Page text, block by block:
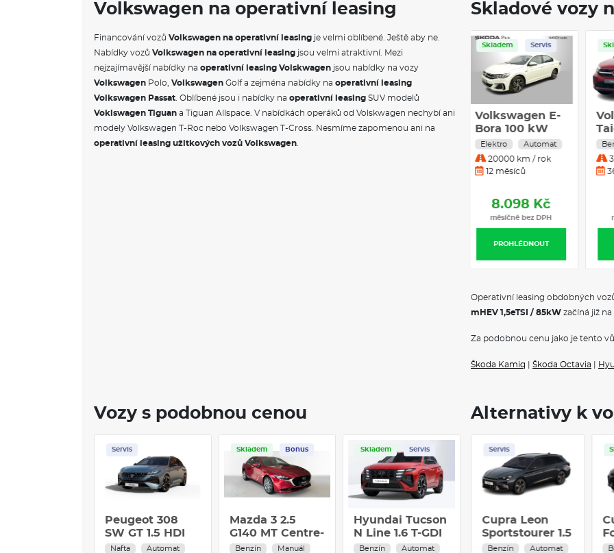
Volkswagen na operativní leasing
Financování vozů Volkswagen na operativní leasing je velmi oblíbené. Ještě aby ne.
Nabídky vozů Volkswagen na operativní leasing jsou velmi atraktivní. Mezi
nejzajímavější nabídky na operativní leasing Volskwagen jsou nabídky na vozy
Volkswagen Polo, Volkswagen Golf a zejména nabídky na operativní leasing
Volkswagen Passat . Oblíbené jsou i nabídky na operativní leasing SUV modelů
Voklswagen Tiguan a Tiguan Allspace. V nabídkách operáků od Volskwagen nechybí ani
modely Volkswagen T-Roc nebo Volkswagen T-Cross. Nesmíme zapomenou ani na
operativní leasing užitkových vozů Volkswagen
Skladové vozy
Skladem Servis
Volkswagen E-
Bora 100 kW
DSG
Elektro Automat
20000 km / rok
12 měsíců
PROHLÉDNOUT
8.098 Kč
měsíčně bez DPH
Operativní leasing obdobných
mHEV 1,5eTSI / 85kW začíná již na
Za podobnou cenu jako je tento
Škoda Kamiq Škoda Octavia
Vozy s podobnou cenou
Servis
Peugeot 308
SW GT 1.5 HDI
96 kW Nafta
Nafta Automat
Skladem Bonus
Mazda 3 2.5
G140 MT Centre-
Line Sedan
Benzín Manuál
Skladem Servis
Hyundai Tucson
N Line 1.6 T-GDI
110 kW Benzín
Benzín Automat
Skladem
Škoda Fabia
Classic 1,0 TSI
70 kW 5°
Benzín Manuál
Alternativy k
Skladem
Zimní pneu
Cupra Ateca +
Tažné zařízení
1.5 TSI DSG7
Benzín Automat